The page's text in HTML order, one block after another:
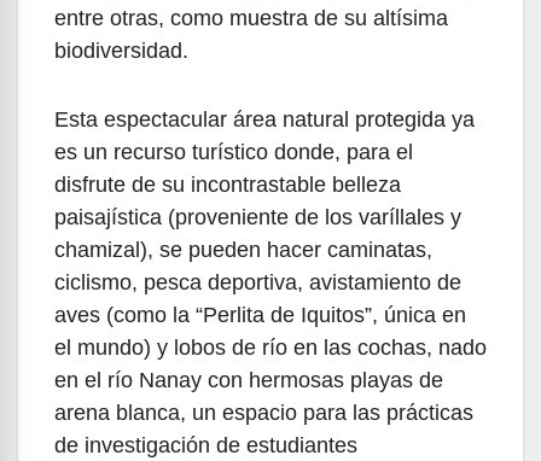
entre otras, como muestra de su altísima
biodiversidad.
Esta espectacular área natural protegida ya
es un recurso turístico donde, para el
disfrute de su incontrastable belleza
paisajística (proveniente de los varíllales y
chamizal), se pueden hacer caminatas,
ciclismo, pesca deportiva, avistamiento de
aves (como la “Perlita de Iquitos”, única en
el mundo) y lobos de río en las cochas, nado
en el río Nanay con hermosas playas de
arena blanca, un espacio para las prácticas
de investigación de estudiantes